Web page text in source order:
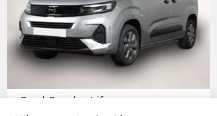
Opel Combo Life